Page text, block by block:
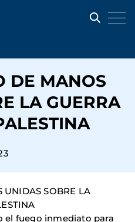
DE MANOS
LA GUERRA
UNIDAS SOBRE LA
el fuego inmediato para